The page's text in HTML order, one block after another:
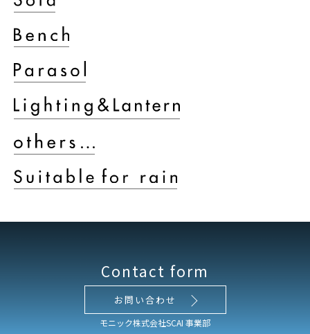
Contact form
お問い合わせ
モニック株式会社SCAI 事業部